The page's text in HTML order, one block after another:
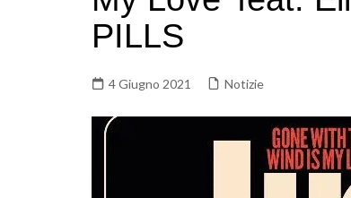
PILLS
4 Giugno 2021 Notizie